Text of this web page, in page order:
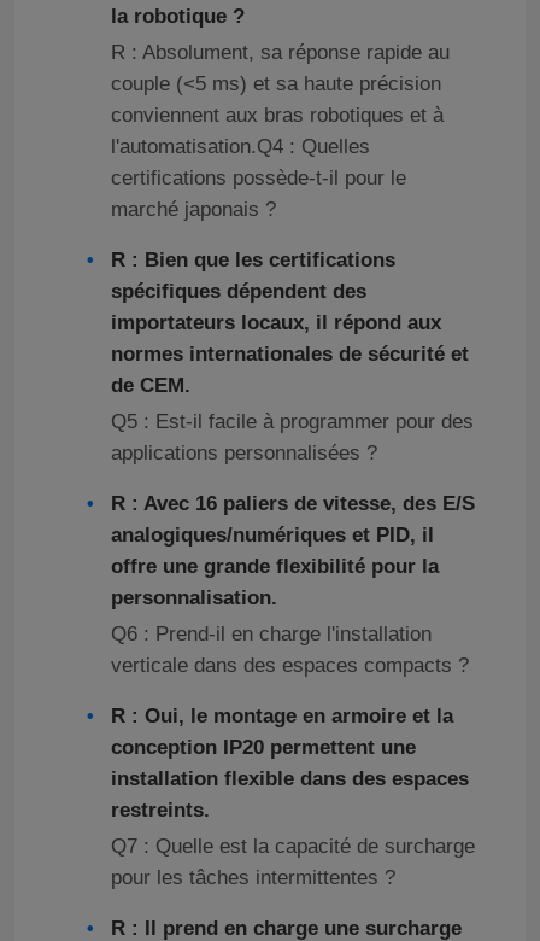
la robotique ?
R : Absolument, sa réponse rapide au
couple (<5 ms) et sa haute précision
conviennent aux bras robotiques et à
l'automatisation.Q4 : Quelles
certifications possède-t-il pour le
marché japonais ?
R : Bien que les certifications
spécifiques dépendent des
importateurs locaux, il répond aux
normes internationales de sécurité et
de CEM.
Q5 : Est-il facile à programmer pour des
applications personnalisées ?
R : Avec 16 paliers de vitesse, des E/S
analogiques/numériques et PID, il
offre une grande flexibilité pour la
personnalisation.
Q6 : Prend-il en charge l'installation
verticale dans des espaces compacts ?
R : Oui, le montage en armoire et la
conception IP20 permettent une
installation flexible dans des espaces
restreints.
Q7 : Quelle est la capacité de surcharge
pour les tâches intermittentes ?
R : Il prend en charge une surcharge